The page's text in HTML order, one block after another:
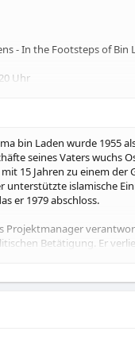
- In the Footsteps of
Uhr
bin Laden wurde 1955
seines Vaters wuchs
15 Jahren zu einem
unterstützte islamische
er 1979 abschloss.
Projektmanager
Betätigung. Er
Guerillatruppen der